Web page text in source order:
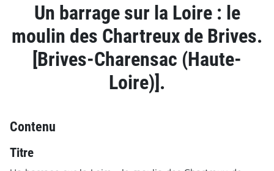
Un barrage sur la Loire : le
moulin des Chartreux de Brives.
[Brives-Charensac (Haute-
Loire)].
Contenu
Titre